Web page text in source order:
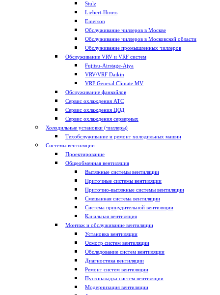
Stulz
Liebert-Hiross
Emerson
Обслуживание чиллеров в Москве
Обслуживание чиллеров в Московской области
Обслуживание промышленных чиллеров
Обслуживание VRV и VRF систем
Fujitsu-Airstage-Ajya
VRV/VRF Daikin
VRF General Climate MV
Обслуживание фанкойлов
Сервис охлаждения АТС
Сервис охлаждения ЦОД
Сервис охлаждения серверных
Холодильные установки (чиллеры)
Техобслуживание и ремонт холодильных машин
Системы вентиляции
Проектирование
Общеобменная вентиляция
Вытяжные системы вентиляции
Приточные системы вентиляции
Приточно-вытяжные системы вентиляции
Смешанная система вентиляции
Система принудительной вентиляции
Канальная вентиляция
Монтаж и обслуживание вентиляции
Установка вентиляции
Осмотр систем вентиляции
Обследование систем вентиляции
Диагностика вентиляции
Ремонт систем вентиляции
Пусконаладка систем вентиляции
Модернизация вентиляции